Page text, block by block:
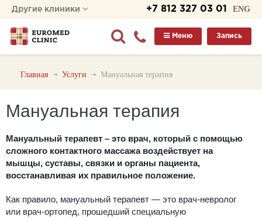
ENG
+7 812 327 03 01
Другие клиники
Запись
Меню
Главная Услуги Мануальная терапия
Мануальная терапия
Мануальный терапевт – это врач, который с помощью
сложного контактного массажа воздействует на
мышцы, суставы, связки и органы пациента,
восстанавливая их правильное положение.
Как правило, мануальный терапевт — это врач-невролог
или врач-ортопед, прошедший специальную